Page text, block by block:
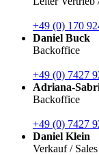
+49 (0) 170
Daniel Buck
Backoffice
+49 (0) 7427
Adriana-
Backoffice
+49 (0) 7427
Daniel Klein
Verkauf / Sales